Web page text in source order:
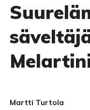
Martti Turtola